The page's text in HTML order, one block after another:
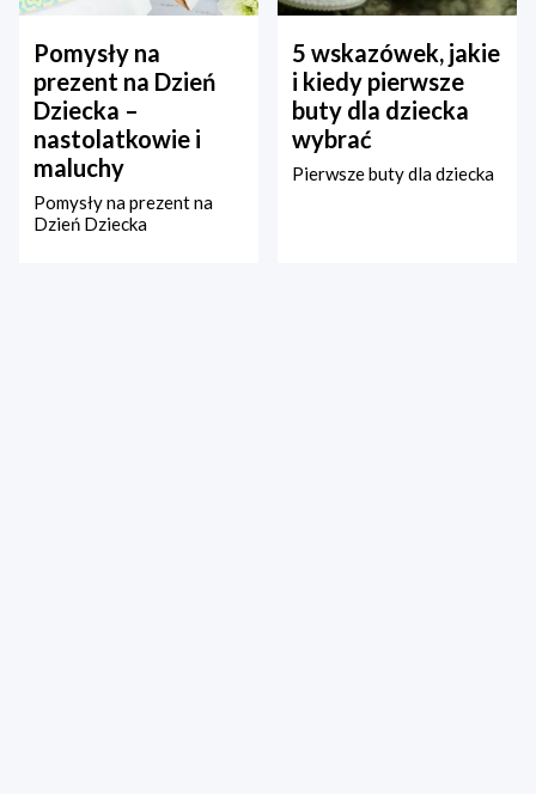
Pomysły na
prezent na Dzień
Dziecka –
nastolatkowie i
maluchy
Pomysły na prezent na
Dzień Dziecka
5 wskazówek, jakie
i kiedy pierwsze
buty dla dziecka
wybrać
Pierwsze buty dla dziecka